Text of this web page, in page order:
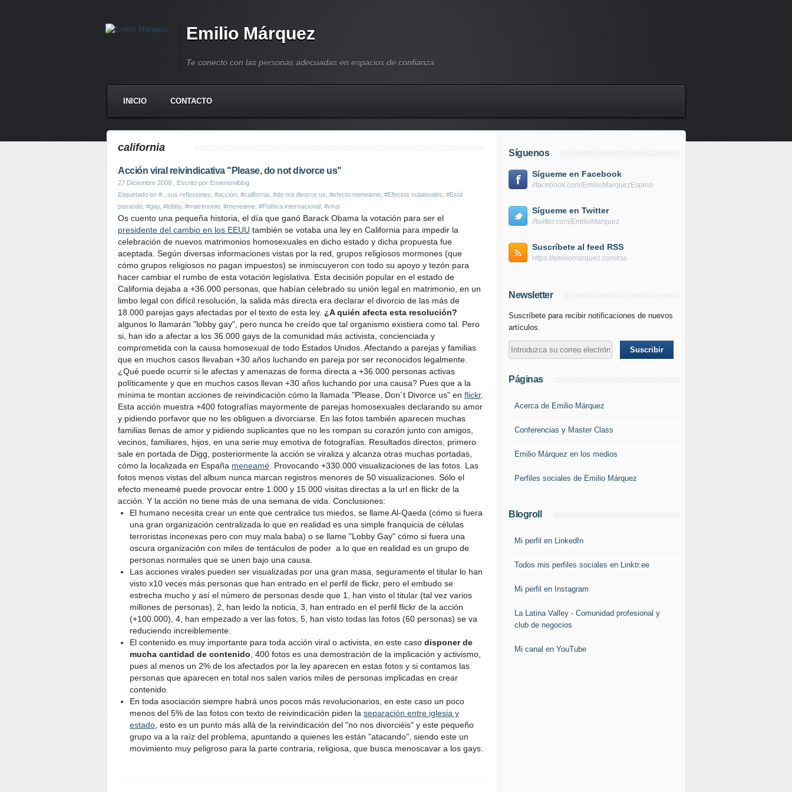
Emilio Márquez
Te conecto con las personas adecuadas en espacios de confianza
INICIO CONTACTO
california
Acción viral reivindicativa "Please, do not divorce us"
27 Diciembre 2008 , Escrito por Emienemiblog
Etiquetado en #...sus reflexiones #acción #california #do not divorce us #efecto meneame #Efectos colaterales #Está
pasando #gay, #lobby, #matrimonio #meneame #Política internacional #viral
Os cuento una pequeña historia, el día que ganó Barack Obama la votación para ser el
presidente del cambio en los EEUU también se votaba una ley en California para impedir la
celebración de nuevos matrimonios homosexuales en dicho estado y dicha propuesta fue
aceptada. Según diversas informaciones vistas por la red, grupos religiosos mormones (que
cómo grupos religiosos no pagan impuestos) se inmiscuyeron con todo su apoyo y tezón para
hacer cambiar el rumbo de esta votación legislativa. Esta decisión popular en el estado de
California dejaba a +36.000 personas, que habían celebrado su unión legal en matrimonio, en un
limbo legal con difícil resolución, la salida más directa era declarar el divorcio de las más de
18.000 parejas gays afectadas por el texto de esta ley. ¿A quién afecta esta resolución?
algunos lo llamarán "lobby gay", pero nunca he creído que tal organismo existiera como tal. Pero
si, han ido a afectar a los 36.000 gays de la comunidad más activista, concienciada y
comprometida con la causa homosexual de todo Estados Unidos. Afectando a parejas y familias
que en muchos casos llevaban +30 años luchando en pareja por ser reconocidos legalmente.
¿Qué puede ocurrir si le afectas y amenazas de forma directa a +36.000 personas activas
políticamente y que en muchos casos llevan +30 años luchando por una causa? Pues que a la
mínima te montan acciones de reivindicación cómo la llamada "Please, Don´t Divorce us" en flickr.
Esta acción muestra +400 fotografías mayormente de parejas homosexuales declarando su amor
y pidiendo porfavor que no les obliguen a divorciarse. En las fotos también aparecen muchas
familias llenas de amor y pidiendo suplicantes que no les rompan su corazón junto con amigos,
vecinos, familiares, hijos, en una serie muy emotiva de fotografías. Resultados directos, primero
sale en portada de Digg, posteriormente la acción se viraliza y alcanza otras muchas portadas,
cómo la localizada en España meneamé . Provocando +330.000 visualizaciones de las fotos. Las
fotos menos vistas del album nunca marcan registros menores de 50 visualizaciones. Sólo el
efecto meneamé puede provocar entre 1.000 y 15.000 visitas directas a la url en flickr de la
acción. Y la acción no tiene más de una semana de vida. Conclusiones:
El humano necesita crear un ente que centralice tus miedos, se llame Al-Qaeda (cómo si fuera
una gran organización centralizada lo que en realidad es una simple franquicia de células
terroristas inconexas pero con muy mala baba) o se llame "Lobby Gay" cómo si fuera una
oscura organización con miles de tentáculos de poder a lo que en realidad es un grupo de
personas normales que se unen bajo una causa.
Las acciones virales pueden ser visualizadas por una gran masa, seguramente el titular lo han
visto x10 veces más personas que han entrado en el perfil de flickr, pero el embudo se
estrecha mucho y así el número de personas desde que 1, han visto el titular (tal vez varios
millones de personas), 2, han leido la noticia, 3, han entrado en el perfil flickr de la acción
(+100.000), 4, han empezado a ver las fotos, 5, han visto todas las fotos (60 personas) se va
reduciendo increiblemente.
El contenido es muy importante para toda acción viral o activista, en este caso disponer de
mucha cantidad de contenido , 400 fotos es una demostración de la implicación y activismo,
pues al menos un 2% de los afectados por la ley aparecen en estas fotos y si contamos las
personas que aparecen en total nos salen varios miles de personas implicadas en crear
contenido.
En toda asociación siempre habrá unos pocos más revolucionarios, en este caso un poco
menos del 5% de las fotos con texto de reivindicación piden la separación entre iglesia y
estado , esto es un punto más allá de la reivindicación del "no nos divorciéis" y este pequeño
grupo va a la raíz del problema, apuntando a quienes les están "atacando", siendo este un
movimiento muy peligroso para la parte contraria, religiosa, que busca menoscavar a los gays.
Síguenos
Sígueme en Facebook
//facebook.com/EmilioMarquezEspino
Sígueme en Twitter
//twitter.com/EmilioMarquez
Suscríbete al feed RSS
https://emiliomarquez.com/rss
Newsletter
Suscríbete para recibir notificaciones de nuevos
artículos.
Páginas
Acerca de Emilio Márquez
Conferencias y Master Class
Emilio Márquez en los medios
Perfiles sociales de Emilio Márquez
Blogroll
Mi perfil en LinkedIn
Todos mis perfiles sociales en Linktr.ee
Mi perfil en Instagram
La Latina Valley - Comunidad profesional y
club de negocios
Mi canal en YouTube